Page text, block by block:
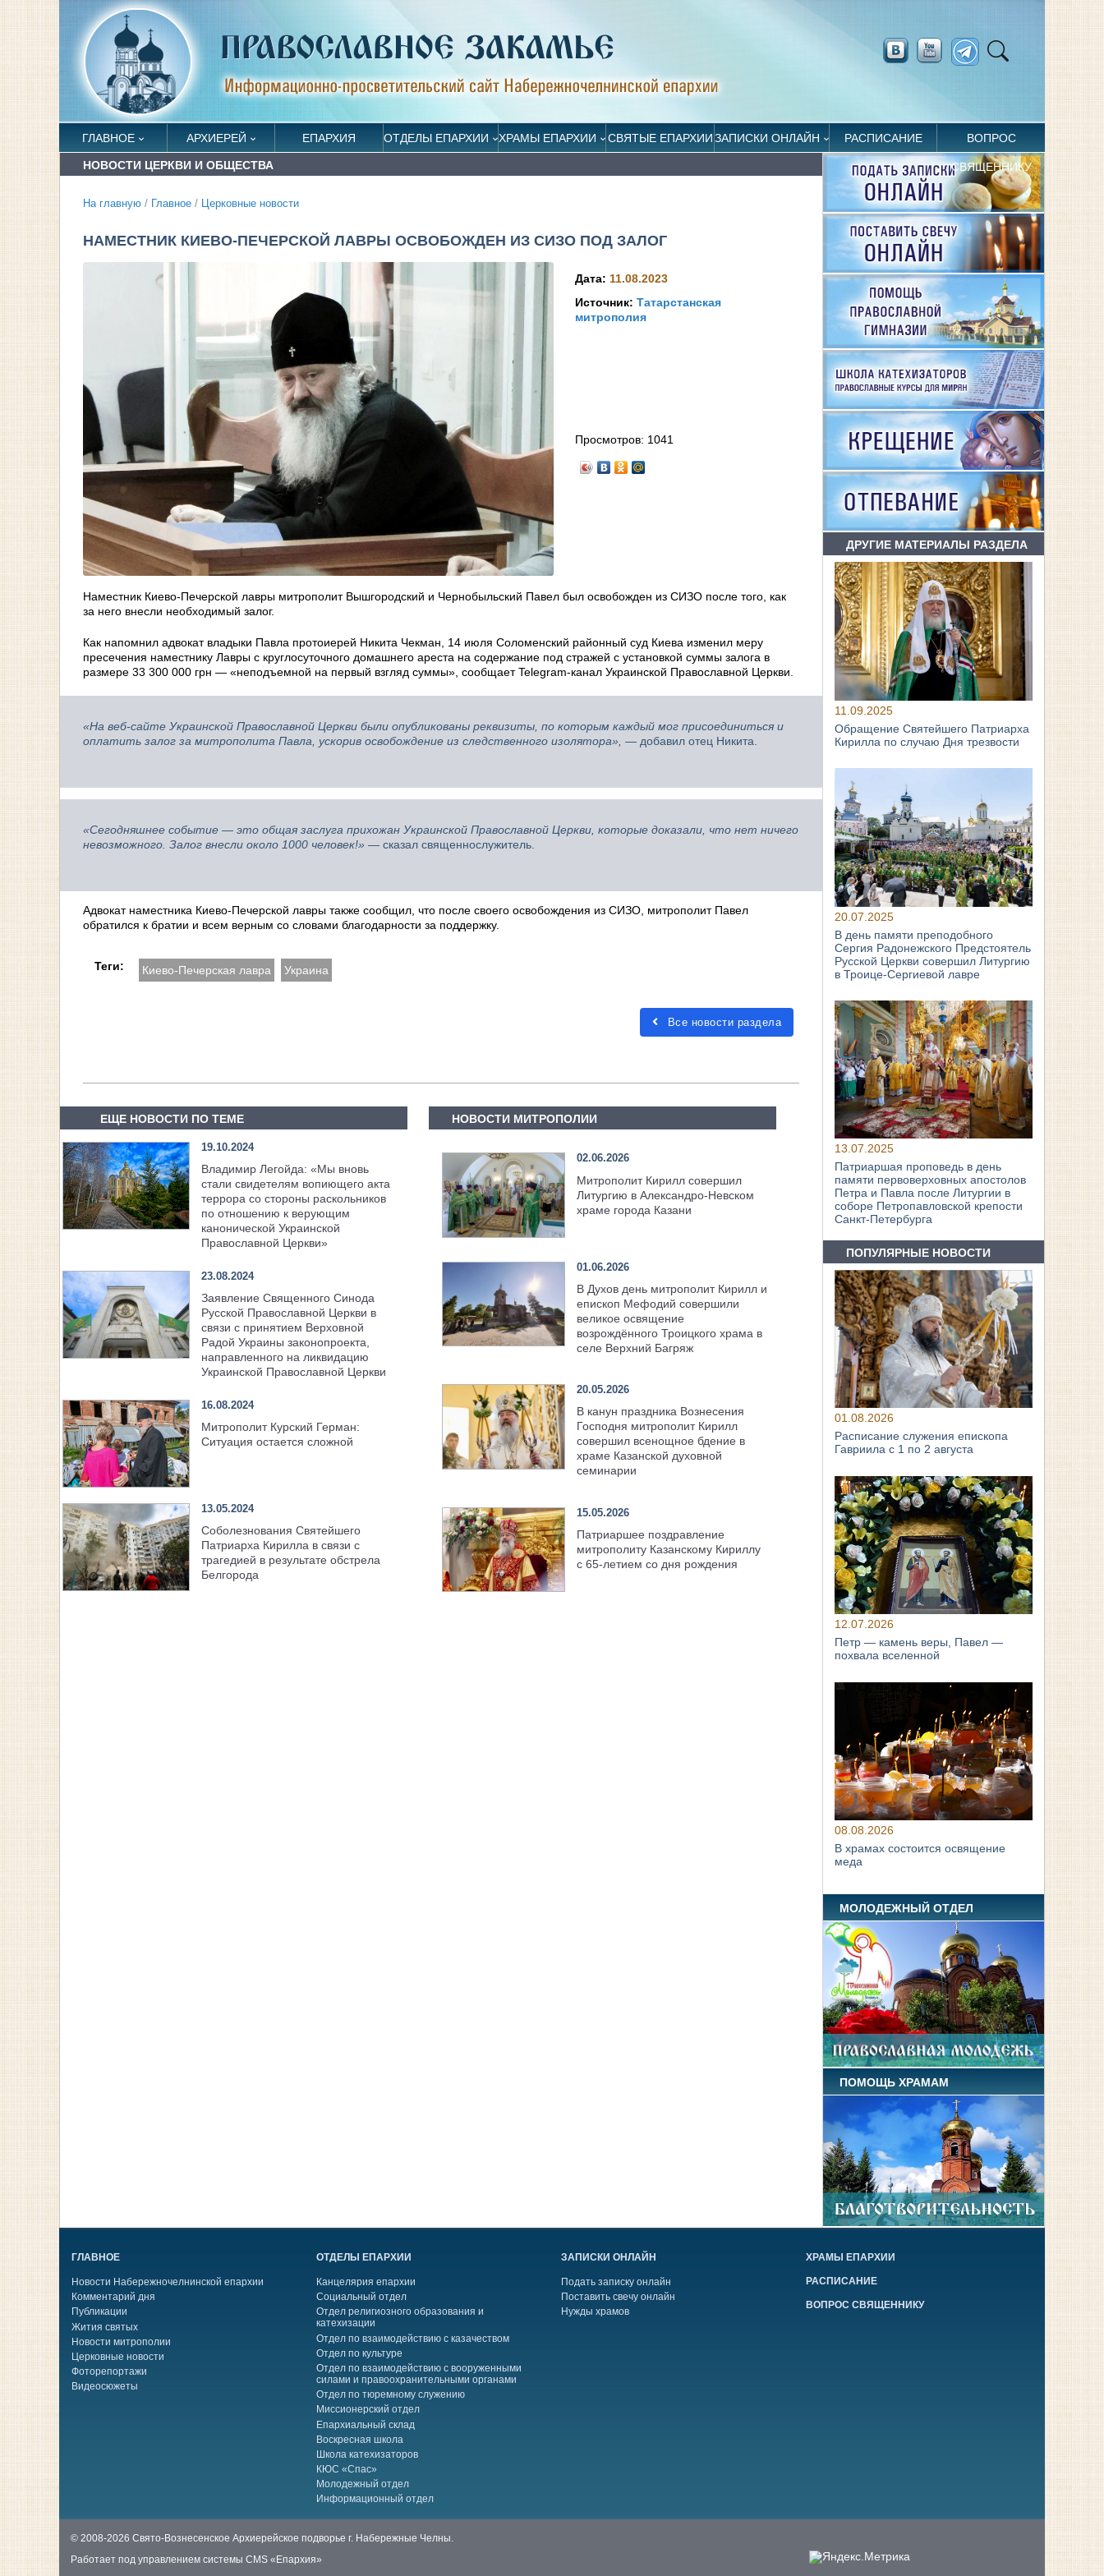
ГЛАВНОЕ АРХИЕРЕЙ ЕПАРХИЯ ОТДЕЛЫ ЕПАРХИИ ХРАМЫ ЕПАРХИИ СВЯТЫЕ ЕПАРХИИЗАПИСКИ ОНЛАЙН РАСПИСАНИЕ ВОПРОС
СВЯЩЕННИКУ
НОВОСТИ ЦЕРКВИ И ОБЩЕСТВА
На главную / Главное / Церковные новости
НАМЕСТНИК КИЕВО-ПЕЧЕРСКОЙ ЛАВРЫ ОСВОБОЖДЕН ИЗ СИЗО ПОД ЗАЛОГ
Дата: 11.08.2023
Источник:Татарстанская
митрополия
Просмотров: 1041
Наместник Киево-Печерской лавры митрополит Вышгородский и Чернобыльский Павел был освобожден из СИЗО после того, как
за него внесли необходимый залог.
Как напомнил адвокат владыки Павла протоиерей Никита Чекман, 14 июля Соломенский районный суд Киева изменил меру
пресечения наместнику Лавры с круглосуточного домашнего ареста на содержание под стражей с установкой суммы залога в
размере 33 300 000 грн — «неподъемной на первый взгляд суммы», сообщает Telegram-канал Украинской Православной Церкви.
«На веб-сайте Украинской Православной Церкви были опубликованы реквизиты, по которым каждый мог присоединиться и
оплатить залог за митрополита Павла, ускорив освобождение из следственного изолятора», — добавил отец Никита.
«Сегодняшнее событие — это общая заслуга прихожан Украинской Православной Церкви, которые доказали, что нет ничего
невозможного. Залог внесли около 1000 человек!» — сказал священнослужитель.
Адвокат наместника Киево-Печерской лавры также сообщил, что после своего освобождения из СИЗО, митрополит Павел
обратился к братии и всем верным со словами благодарности за поддержку.
Теги: Киево-Печерская лавра Украина
Все новости раздела
ЕЩЕ НОВОСТИ ПО ТЕМЕ
19.10.2024
Владимир Легойда: «Мы вновь
стали свидетелям вопиющего акта
террора со стороны раскольников
по отношению к верующим
канонической Украинской
Православной Церкви»
23.08.2024
Заявление Священного Синода
Русской Православной Церкви в
связи с принятием Верховной
Радой Украины законопроекта,
направленного на ликвидацию
Украинской Православной Церкви
16.08.2024
Митрополит Курский Герман:
Ситуация остается сложной
13.05.2024
Соболезнования Святейшего
Патриарха Кирилла в связи с
трагедией в результате обстрела
Белгорода
НОВОСТИ МИТРОПОЛИИ
02.06.2026
Митрополит Кирилл совершил
Литургию в Александро-Невском
храме города Казани
01.06.2026
В Духов день митрополит Кирилл и
епископ Мефодий совершили
великое освящение
возрождённого Троицкого храма в
селе Верхний Багряж
20.05.2026
В канун праздника Вознесения
Господня митрополит Кирилл
совершил всенощное бдение в
храме Казанской духовной
семинарии
15.05.2026
Патриаршее поздравление
митрополиту Казанскому Кириллу
с 65-летием со дня рождения
ДРУГИЕ МАТЕРИАЛЫ РАЗДЕЛА
11.09.2025
Обращение Святейшего Патриарха
Кирилла по случаю Дня трезвости
20.07.2025
В день памяти преподобного
Сергия Радонежского Предстоятель
Русской Церкви совершил Литургию
в Троице-Сергиевой лавре
13.07.2025
Патриаршая проповедь в день
памяти первоверховных апостолов
Петра и Павла после Литургии в
соборе Петропавловской крепости
Санкт-Петербурга
ПОПУЛЯРНЫЕ НОВОСТИ
01.08.2026
Расписание служения епископа
Гавриила с 1 по 2 августа
12.07.2026
Петр — камень веры, Павел —
похвала вселенной
08.08.2026
В храмах состоится освящение
меда
МОЛОДЕЖНЫЙ ОТДЕЛ
ПОМОЩЬ ХРАМАМ
ГЛАВНОЕ
Новости Набережночелнинской епархии
Комментарий дня
Публикации
Жития святых
Новости митрополии
Церковные новости
Фоторепортажи
Видеосюжеты
ОТДЕЛЫ ЕПАРХИИ
Канцелярия епархии
Социальный отдел
Отдел религиозного образования и
катехизации
Отдел по взаимодействию с казачеством
Отдел по культуре
Отдел по взаимодействию с вооруженными
силами и правоохранительными органами
Отдел по тюремному служению
Миссионерский отдел
Епархиальный склад
Воскресная школа
Школа катехизаторов
КЮС «Спас»
Молодежный отдел
Информационный отдел
ЗАПИСКИ ОНЛАЙН
Подать записку онлайн
Поставить свечу онлайн
Нужды храмов
ХРАМЫ ЕПАРХИИ
РАСПИСАНИЕ
ВОПРОС СВЯЩЕННИКУ
© 2008-2026 Свято-Вознесенское Архиерейское подворье г. Набережные Челны.
Работает под управлением системы CMS «Епархия»